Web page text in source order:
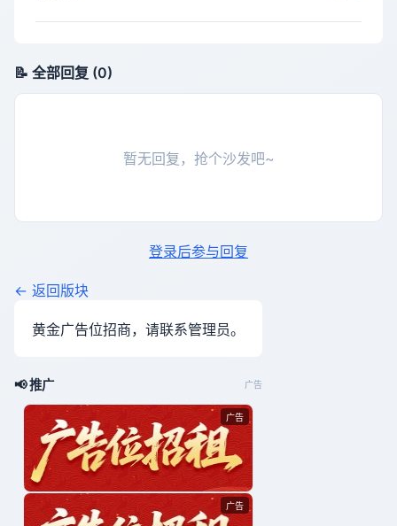
📝 全部回复 (0)
暂无回复，抢个沙发吧~
登录后参与回复
← 返回版块
黄金广告位招商，请联系管理员。
📢 推广 广告
广告
广告